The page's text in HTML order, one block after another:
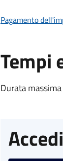
Pagamento
Tempi
Durata